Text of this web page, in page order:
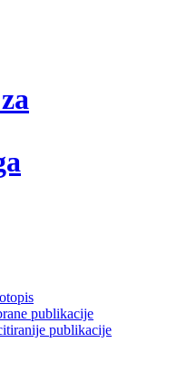
publikacije
publikacije